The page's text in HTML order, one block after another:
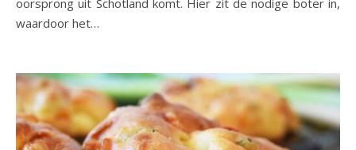
oorsprong uit Schotland komt. Hier zit de nodige boter in,
waardoor het…